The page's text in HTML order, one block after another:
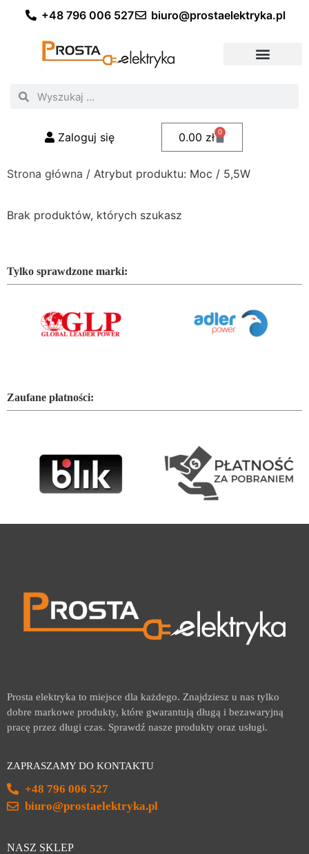
+48 796 006 527 biuro@prostaelektryka.pl
Zaloguj się 0.00 zł 0
Strona główna / Atrybut produktu: Moc / 5,5W
Brak produktów, których szukasz
Tylko sprawdzone marki:
Zaufane płatności:
Prosta elektryka to miejsce dla każdego. Znajdziesz u nas tylko
dobre markowe produkty, które gwarantują długą i bezawaryjną
pracę przez długi czas. Sprawdź nasze produkty oraz usługi.
ZAPRASZAMY DO KONTAKTU
+48 796 006 527
biuro@prostaelektryka.pl
NASZ SKLEP